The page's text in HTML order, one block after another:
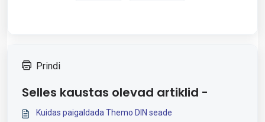
Prindi
Selles kaustas olevad artiklid -
Kuidas paigaldada Themo DIN seade